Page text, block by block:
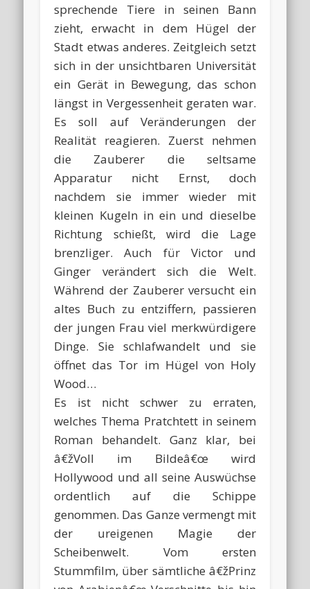
sprechende Tiere in seinen Bann
zieht, erwacht in dem Hügel der
Stadt etwas anderes. Zeitgleich setzt
sich in der unsichtbaren Universität
ein Gerät in Bewegung, das schon
längst in Vergessenheit geraten war.
Es soll auf Veränderungen der
Realität reagieren. Zuerst nehmen
die Zauberer die seltsame
Apparatur nicht Ernst, doch
nachdem sie immer wieder mit
kleinen Kugeln in ein und dieselbe
Richtung schießt, wird die Lage
brenzliger. Auch für Victor und
Ginger verändert sich die Welt.
Während der Zauberer versucht ein
altes Buch zu entziffern, passieren
der jungen Frau viel merkwürdigere
Dinge. Sie schlafwandelt und sie
öffnet das Tor im Hügel von Holy
Wood…
Es ist nicht schwer zu erraten,
welches Thema Pratchtett in seinem
Roman behandelt. Ganz klar, bei
â€žVoll im Bildeâ€œ wird
Hollywood und all seine Auswüchse
ordentlich auf die Schippe
genommen. Das Ganze vermengt mit
der ureigenen Magie der
Scheibenwelt. Vom ersten
Stummfilm, über sämtliche â€žPrinz